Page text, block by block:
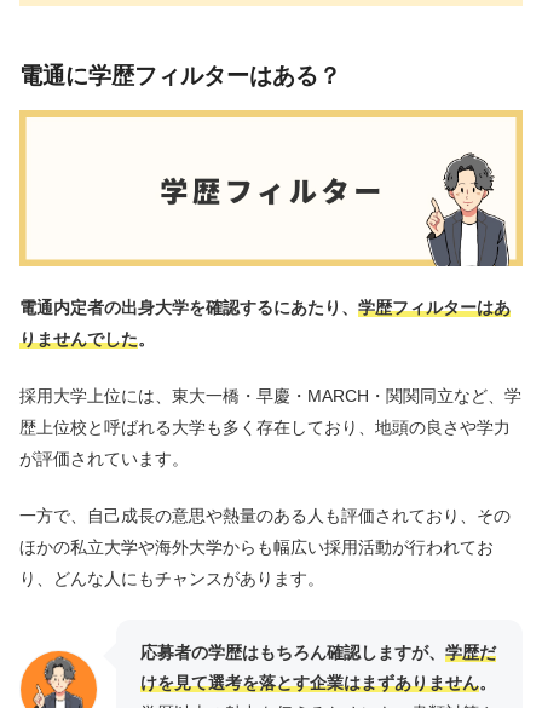
電通に学歴フィルターはある？
電通内定者の出身大学を確認するにあたり、 学歴フィルターはあ
りませんでした。
採用大学上位には、東大一橋・早慶・MARCH・関関同立など、学
歴上位校と呼ばれる大学も多く存在しており、地頭の良さや学力
が評価されています。
一方で、自己成長の意思や熱量のある人も評価されており、その
ほかの私立大学や海外大学からも幅広い採用活動が行われてお
り、どんな人にもチャンスがあります。
応募者の学歴はもちろん確認しますが、 学歴だ
けを見て選考を落とす企業はまずありません。